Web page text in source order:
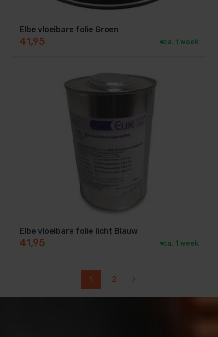
Elbe vloeibare folie Groen
41,95 ca. 1 week
Elbe vloeibare folie licht Blauw
41,95 ca. 1 week
1 2